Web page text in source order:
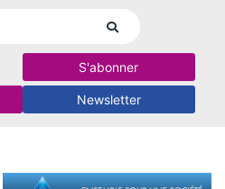
S'abonner
Newsletter